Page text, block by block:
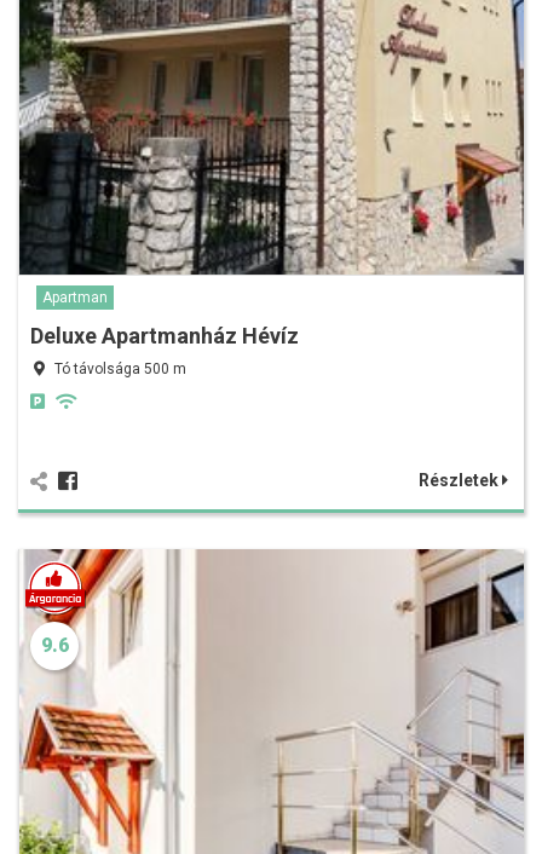
Apartman
Deluxe Apartmanház Hévíz
Tó távolsága 500 m
Részletek
9.6